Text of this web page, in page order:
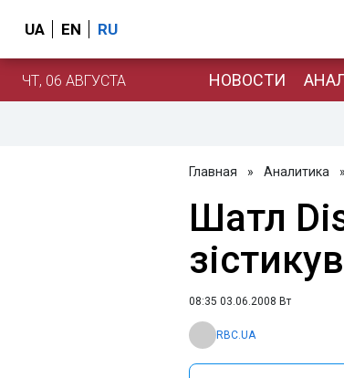
UA EN RU
ЧТ, 06 АВГУСТА НОВОСТИ
Главная » Аналитика »
Шатл
08:35 03.06.2008 Вт
RBC.UA